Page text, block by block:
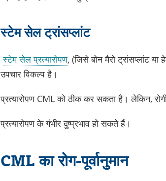
स्टेम सेल ट्रांसप्लांट
स्टेम सेल प्रत्यारोपण, (जिसे बोन मैरो ट्रांसप्लांट
उपचार विकल्प है।
प्रत्यारोपण CML को ठीक कर सकता है। लेकिन,
प्रत्यारोपण के गंभीर दुष्प्रभाव हो सकते हैं।
CML का रोग-पूर्वानुमान